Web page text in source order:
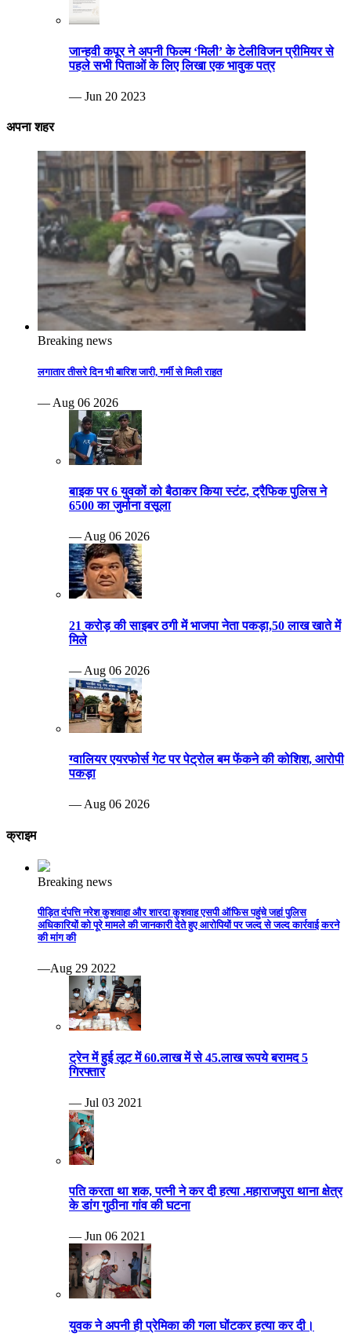
जान्हवी कपूर ने अपनी फिल्म ‘मिली’ के टेलीविजन प्रीमियर से
पहले सभी पिताओं के लिए लिखा एक भावुक पत्र
— Jun 20 2023
अपना शहर
Breaking news
लगातार तीसरे दिन भी बारिश जारी, गर्मी से मिली राहत
— Aug 06 2026
बाइक पर 6 युवकों को बैठाकर किया स्टंट, ट्रैफिक पुलिस ने
6500 का जुर्माना वसूला
— Aug 06 2026
21 करोड़ की साइबर ठगी में भाजपा नेता पकड़ा,50 लाख खाते में
मिले
— Aug 06 2026
ग्वालियर एयरफोर्स गेट पर पेट्रोल बम फेंकने की कोशिश, आरोपी
पकड़ा
— Aug 06 2026
क्राइम
Breaking news
पीड़ित दंपत्ति नरेश कुशवाहा और शारदा कुशवाह एसपी ऑफिस पहुंचे जहां पुलिस
अधिकारियों को पूरे मामले की जानकारी देते हुए आरोपियों पर जल्द से जल्द कार्रवाई करने
की मांग की
—Aug 29 2022
ट्रेन में हुई लूट में 60.लाख में से 45.लाख रूपये बरामद 5
गिरफ्तार
— Jul 03 2021
पति करता था शक, पत्नी ने कर दी हत्या .महाराजपुरा थाना क्षेत्र
के डांग गुठीना गांव की घटना
— Jun 06 2021
युवक ने अपनी ही प्रेमिका की गला घोंटकर हत्या कर दी।